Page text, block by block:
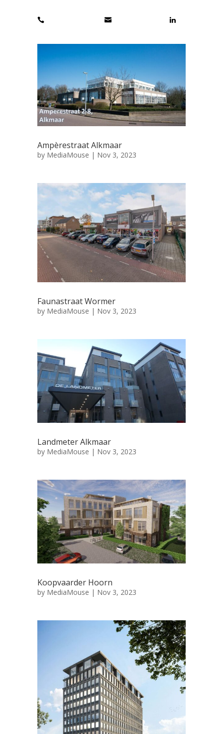
  
Ampèrestraat Alkmaar
by MediaMouse | Nov 3, 2023
Faunastraat Wormer
by MediaMouse | Nov 3, 2023
Landmeter Alkmaar
by MediaMouse | Nov 3, 2023
Koopvaarder Hoorn
by MediaMouse | Nov 3, 2023